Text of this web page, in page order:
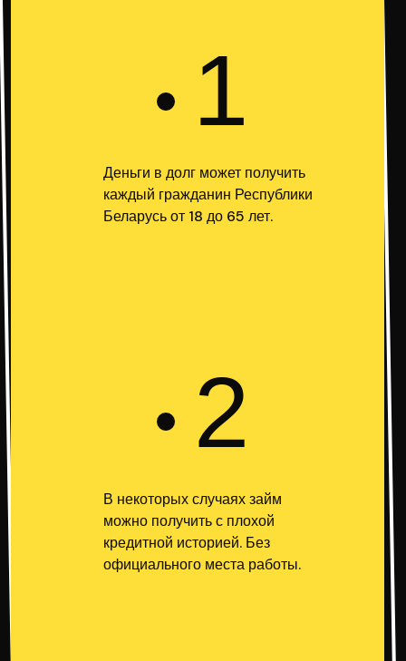
1
Деньги в долг может получить
каждый гражданин Республики
Беларусь от 18 до 65 лет.
2
В некоторых случаях займ
можно получить с плохой
кредитной историей. Без
официального места работы.